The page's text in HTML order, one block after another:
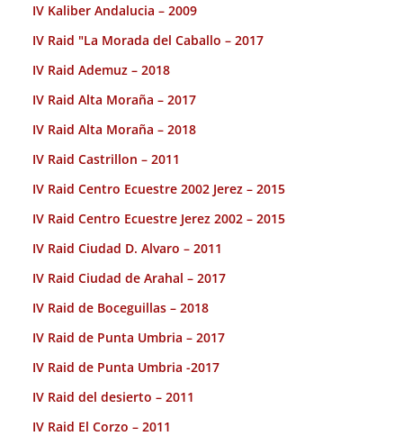
IV Kaliber Andalucia – 2009
IV Raid "La Morada del Caballo – 2017
IV Raid Ademuz – 2018
IV Raid Alta Moraña – 2017
IV Raid Alta Moraña – 2018
IV Raid Castrillon – 2011
IV Raid Centro Ecuestre 2002 Jerez – 2015
IV Raid Centro Ecuestre Jerez 2002 – 2015
IV Raid Ciudad D. Alvaro – 2011
IV Raid Ciudad de Arahal – 2017
IV Raid de Boceguillas – 2018
IV Raid de Punta Umbria – 2017
IV Raid de Punta Umbria -2017
IV Raid del desierto – 2011
IV Raid El Corzo – 2011